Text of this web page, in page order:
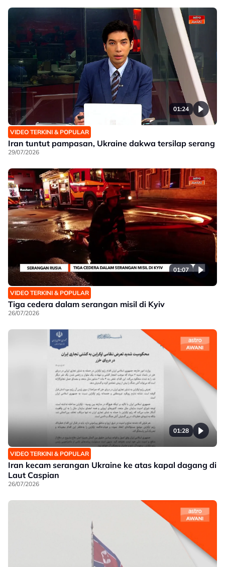
01:24
VIDEO TERKINI & POPULAR
Iran tuntut pampasan, Ukraine dakwa tersilap serang
29/07/2026
01:07
VIDEO TERKINI & POPULAR
Tiga cedera dalam serangan misil di Kyiv
26/07/2026
01:28
VIDEO TERKINI & POPULAR
Iran kecam serangan Ukraine ke atas kapal dagang di
Laut Caspian
26/07/2026